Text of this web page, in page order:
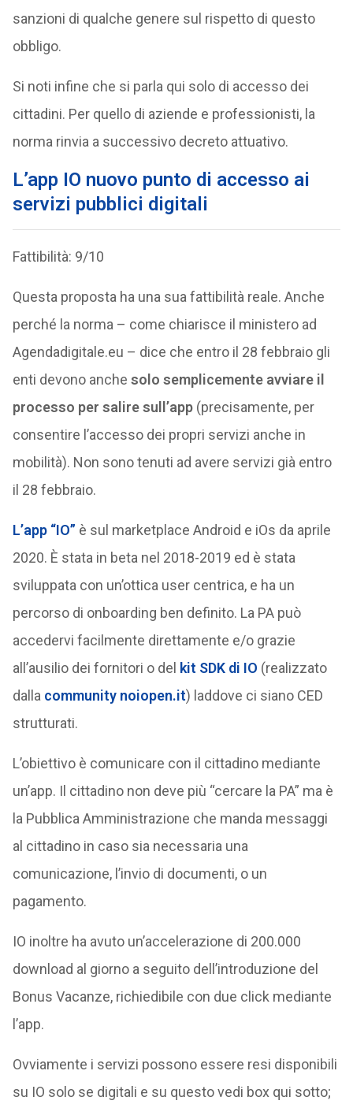
sanzioni di qualche genere sul rispetto di questo
obbligo.
Si noti infine che si parla qui solo di accesso dei
cittadini. Per quello di aziende e professionisti, la
norma rinvia a successivo decreto attuativo.
L’app IO nuovo punto di accesso ai
servizi pubblici digitali
Fattibilità: 9/10
Questa proposta ha una sua fattibilità reale. Anche
perché la norma – come chiarisce il ministero ad
Agendadigitale.eu – dice che entro il 28 febbraio gli
enti devono anche solo semplicemente avviare il
processo per salire sull’app(precisamente, per
consentire l’accesso dei propri servizi anche in
mobilità). Non sono tenuti ad avere servizi già entro
il 28 febbraio.
L’app “IO” è sul marketplace Android e iOs da aprile
2020. È stata in beta nel 2018-2019 ed è stata
sviluppata con un’ottica user centrica, e ha un
percorso di onboarding ben definito. La PA può
accedervi facilmente direttamente e/o grazie
all’ausilio dei fornitori o del kit SDK di IO (realizzato
dalla community noiopen.it) laddove ci siano CED
strutturati.
L’obiettivo è comunicare con il cittadino mediante
un’app. Il cittadino non deve più “cercare la PA” ma è
la Pubblica Amministrazione che manda messaggi
al cittadino in caso sia necessaria una
comunicazione, l’invio di documenti, o un
pagamento.
IO inoltre ha avuto un’accelerazione di 200.000
download al giorno a seguito dell’introduzione del
Bonus Vacanze, richiedibile con due click mediante
l’app.
Ovviamente i servizi possono essere resi disponibili
su IO solo se digitali e su questo vedi box qui sotto;